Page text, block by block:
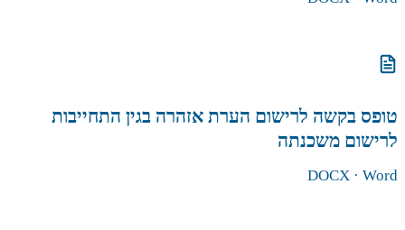
טופס בקשה לרישום הערת אזהרה בגין התחייבות
לרישום משכנתה
DOCX · Word